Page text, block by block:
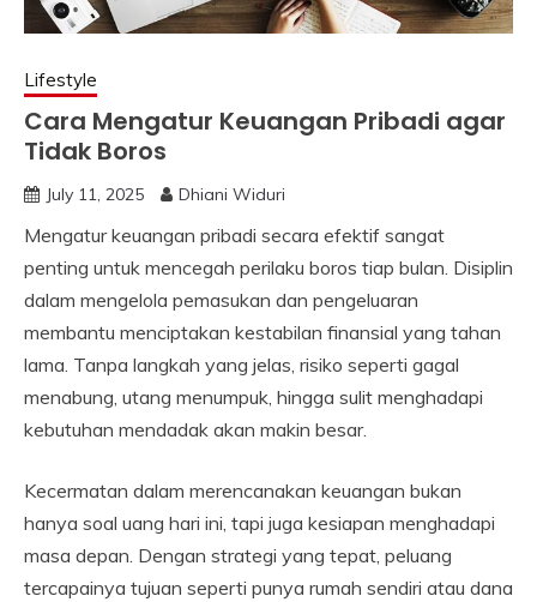
Lifestyle
Cara Mengatur Keuangan Pribadi agar
Tidak Boros
July 11, 2025 Dhiani Widuri
Mengatur keuangan pribadi secara efektif sangat
penting untuk mencegah perilaku boros tiap bulan. Disiplin
dalam mengelola pemasukan dan pengeluaran
membantu menciptakan kestabilan finansial yang tahan
lama. Tanpa langkah yang jelas, risiko seperti gagal
menabung, utang menumpuk, hingga sulit menghadapi
kebutuhan mendadak akan makin besar.
Kecermatan dalam merencanakan keuangan bukan
hanya soal uang hari ini, tapi juga kesiapan menghadapi
masa depan. Dengan strategi yang tepat, peluang
tercapainya tujuan seperti punya rumah sendiri atau dana